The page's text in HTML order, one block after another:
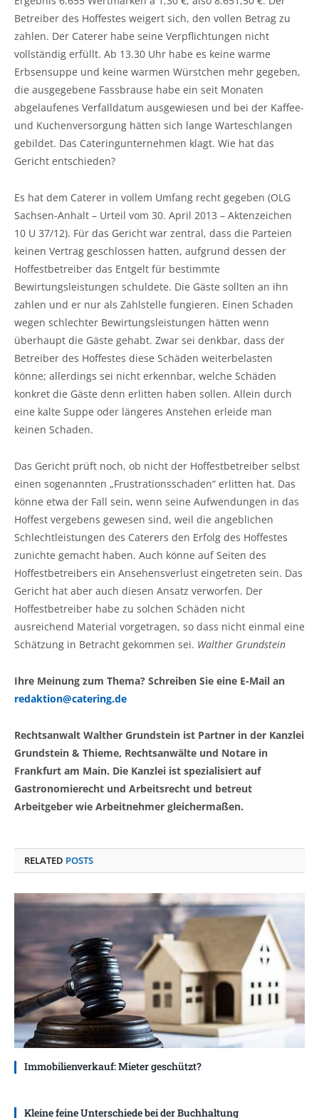
Betreiber des Hoffestes weigert sich, den vollen Betrag zu
zahlen. Der Caterer habe seine Verpflichtungen nicht
vollständig erfüllt. Ab 13.30 Uhr habe es keine warme
Erbsensuppe und keine warmen Würstchen mehr gegeben,
die ausgegebene Fassbrause habe ein seit Monaten
abgelaufenes Verfalldatum ausgewiesen und bei der Kaffee-
und Kuchenversorgung hätten sich lange Warteschlangen
gebildet. Das Cateringunternehmen klagt. Wie hat das
Gericht entschieden?
Es hat dem Caterer in vollem Umfang recht gegeben (OLG
Sachsen-Anhalt – Urteil vom 30. April 2013 – Aktenzeichen
10 U 37/12). Für das Gericht war zentral, dass die Parteien
keinen Vertrag geschlossen hatten, aufgrund dessen der
Hoffestbetreiber das Entgelt für bestimmte
Bewirtungsleistungen schuldete. Die Gäste sollten an ihn
zahlen und er nur als Zahlstelle fungieren. Einen Schaden
wegen schlechter Bewirtungsleistungen hätten wenn
überhaupt die Gäste gehabt. Zwar sei denkbar, dass der
Betreiber des Hoffestes diese Schäden weiterbelasten
könne; allerdings sei nicht erkennbar, welche Schäden
konkret die Gäste denn erlitten haben sollen. Allein durch
eine kalte Suppe oder längeres Anstehen erleide man
keinen Schaden.
Das Gericht prüft noch, ob nicht der Hoffestbetreiber selbst
einen sogenannten „Frustrationsschaden“ erlitten hat. Das
könne etwa der Fall sein, wenn seine Aufwendungen in das
Hoffest vergebens gewesen sind, weil die angeblichen
Schlechtleistungen des Caterers den Erfolg des Hoffestes
zunichte gemacht haben. Auch könne auf Seiten des
Hoffestbetreibers ein Ansehensverlust eingetreten sein. Das
Gericht hat aber auch diesen Ansatz verworfen. Der
Hoffestbetreiber habe zu solchen Schäden nicht
ausreichend Material vorgetragen, so dass nicht einmal eine
Schätzung in Betracht gekommen sei. Walther Grundstein
Ihre Meinung zum Thema? Schreiben Sie eine E-Mail an
redaktion@catering.de
Rechtsanwalt Walther Grundstein ist Partner in der Kanzlei
Grundstein & Thieme, Rechtsanwälte und Notare in
Frankfurt am Main. Die Kanzlei ist spezialisiert auf
Gastronomierecht und Arbeitsrecht und betreut
Arbeitgeber wie Arbeitnehmer gleichermaßen.
RELATED POSTS
Immobilienverkauf: Mieter geschützt?
Kleine feine Unterschiede bei der Buchhaltung